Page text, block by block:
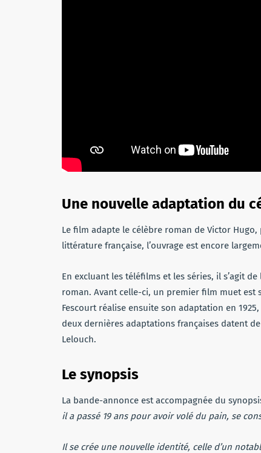
Une nouvelle adaptation du
Le film adapte le célèbre roman de Victor
littérature française, l’ouvrage est encore
En excluant les téléfilms et les séries, il s’agit
roman. Avant celle-ci, un premier film muet est
Fescourt réalise ensuite son adaptation en
deux dernières adaptations françaises datent
Lelouch.
Le synopsis
La bande-annonce est accompagnée du
il a passé 19 ans pour avoir volé du pain, se
Il se crée une nouvelle identité, celle d’un